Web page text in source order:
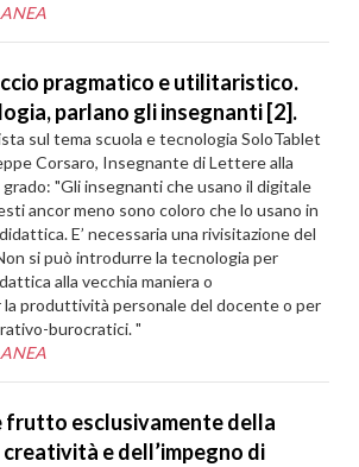
pragmatico e utilitaristico.
parlano gli insegnanti [2].
sul tema scuola e tecnologia SoloTablet
Corsaro, Insegnante di Lettere alla
grado: "Gli insegnanti che usano il digitale
ancor meno sono coloro che lo usano in
E’ necessaria una rivisitazione del
si può introdurre la tecnologia per
alla vecchia maniera o
produttività personale del docente o per
burocratici. "
frutto esclusivamente della
e dell’impegno di